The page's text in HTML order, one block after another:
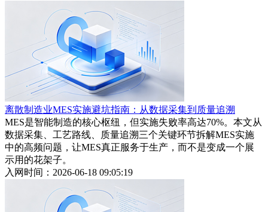
离散制造业MES实施避坑指南：从数据采集到质量追溯
MES是智能制造的核心枢纽，但实施失败率高达70%。本文从
数据采集、工艺路线、质量追溯三个关键环节拆解MES实施
中的高频问题，让MES真正服务于生产，而不是变成一个展
示用的花架子。
入网时间：2026-06-18 09:05:19